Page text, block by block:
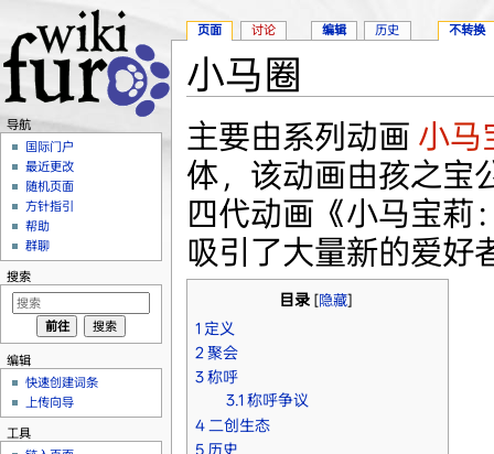
小马圈
主要由系列动画 小马
体，该动画由孩之宝
四代动画《小马宝莉
吸引了大量新的爱好
目录[隐藏]
1 定义
2 聚会
3 称呼
3.1 称呼争议
4 二创生态
5 历史
页面 讨论 编辑 历史 不转换
导航
国际门户
最近更改
随机页面
方针指引
帮助
群聊
搜索
编辑
快速创建词条
上传向导
工具